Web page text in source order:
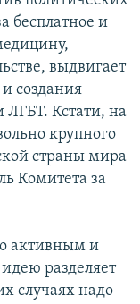
бесплатное и
выдвигает
создания
Кстати, на
крупного
страны мира
Комитета за
активным и
идею разделяет
случаях надо